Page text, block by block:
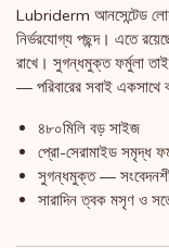
Lubriderm আনসেন্টেড
নির্ভরযোগ্য পছন্দ। এতে
রাখে। সুগন্ধমুক্ত ফর্মুলা
— পরিবারের সবাই একসাথে
৪৮০মিলি বড় সাইজ
প্রো-সেরামাইড সমৃদ্ধ
সুগন্ধমুক্ত —
সারাদিন ত্বক মসৃণ ও